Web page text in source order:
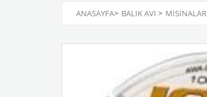
ANASAYFA> BALIK AVI > MISINALAR